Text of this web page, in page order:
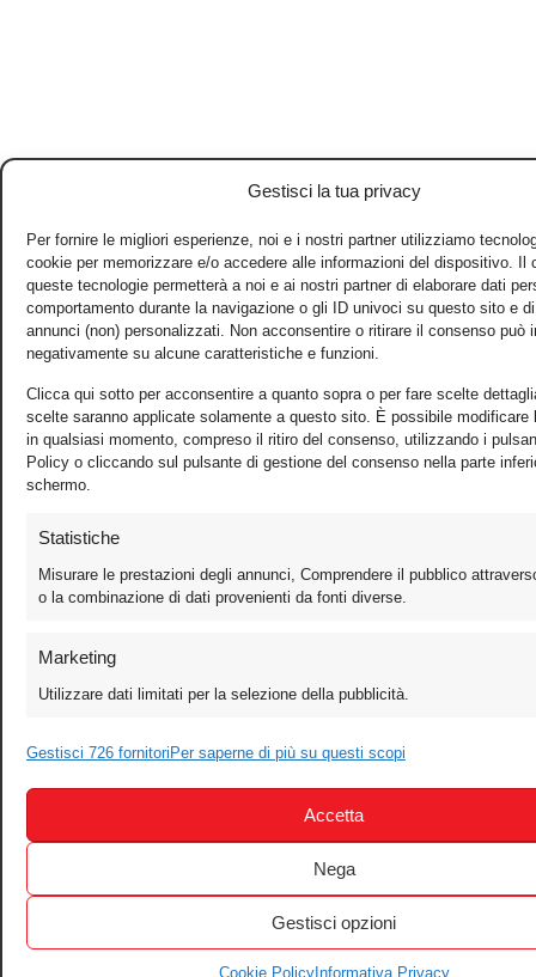
Gestisci la tua privacy
Per fornire le migliori esperienze, noi e i nostri partner utilizziamo
cookie per memorizzare e/o accedere alle informazioni del dispositivo. Il
queste tecnologie permetterà a noi e ai nostri partner di elaborare dati
comportamento durante la navigazione o gli ID univoci su questo sito e
annunci (non) personalizzati. Non acconsentire o ritirare il consenso può
negativamente su alcune caratteristiche e funzioni.
Clicca qui sotto per acconsentire a quanto sopra o per fare scelte
scelte saranno applicate solamente a questo sito. È possibile modificare
in qualsiasi momento, compreso il ritiro del consenso, utilizzando i
Policy o cliccando sul pulsante di gestione del consenso nella parte
schermo.
Statistiche
Misurare le prestazioni degli annunci, Comprendere il pubblico
o la combinazione di dati provenienti da fonti diverse.
Marketing
Utilizzare dati limitati per la selezione della pubblicità.
Gestisci 726 fornitori Per saperne di più su questi scopi
Accetta
Nega
Gestisci opzioni
Cookie PolicyInformativa Privacy